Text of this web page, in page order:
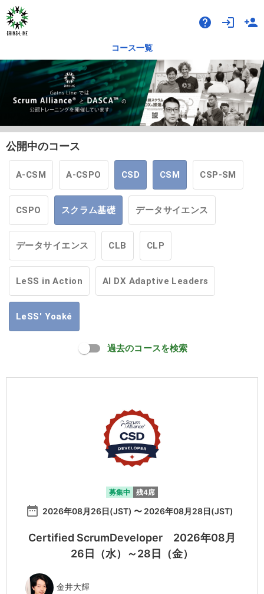
help login person_add
コース一覧
公開中のコース
A-CSM A-CSPO CSD CSM CSP-SM
CSPO スクラム基礎 データサイエンス
データサイエンス CLB CLP
LeSS in Action AI DX Adaptive Leaders
LeSS' Yoaké
過去のコースを検索
募集中 残4席
date_range 2026年08月26日(JST) 〜 2026年08月28日(JST)
Certified ScrumDeveloper 2026年08月
26日（水）～28日（金）
金井大輝